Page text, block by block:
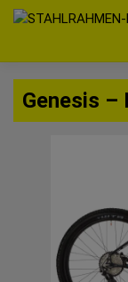
Zum
springen
Genesis –